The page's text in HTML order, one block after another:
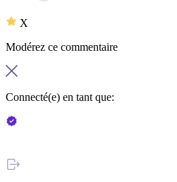
X
Modérez ce commentaire
Connecté(e) en tant que: